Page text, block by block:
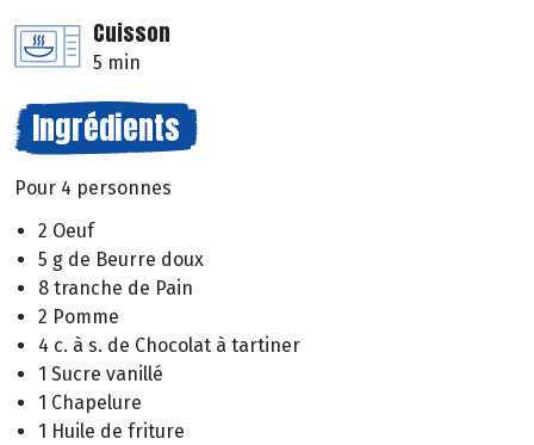
Cuisson
5 min
Ingrédients
Pour 4 personnes
2 Oeuf
5 g de Beurre doux
8 tranche de Pain
2 Pomme
4 c. à s. de Chocolat à tartiner
1 Sucre vanillé
1 Chapelure
1 Huile de friture